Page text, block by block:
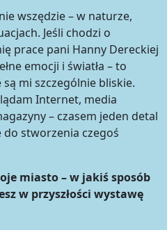
wszędzie – w naturze,
Jeśli chodzi o
prace pani Hanny Dereckiej
emocji i światła – to
mi szczególnie bliskie.
Internet, media
– czasem jeden detal
stworzenia czegoś
miasto – w jakiś sposób
w przyszłości wystawę